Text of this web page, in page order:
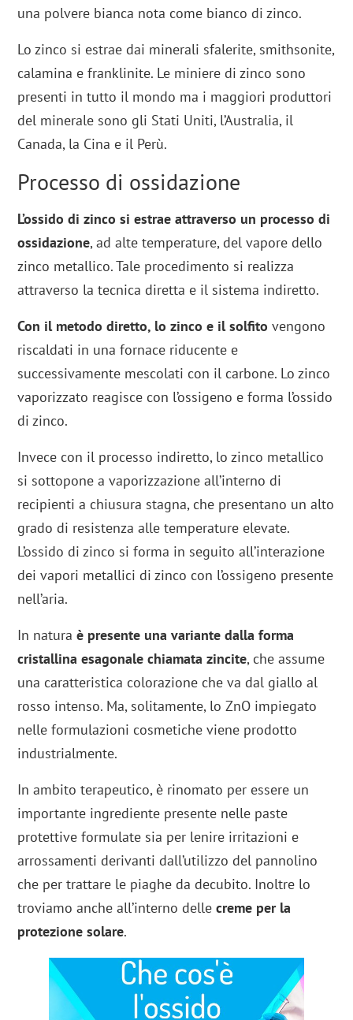
una polvere bianca nota come bianco di zinco.
Lo zinco si estrae dai minerali sfalerite, smithsonite,
calamina e franklinite. Le miniere di zinco sono
presenti in tutto il mondo ma i maggiori produttori
del minerale sono gli Stati Uniti, l’Australia, il
Canada, la Cina e il Perù.
Processo di ossidazione
L’ossido di zinco si estrae attraverso un processo di
ossidazione, ad alte temperature, del vapore dello
zinco metallico. Tale procedimento si realizza
attraverso la tecnica diretta e il sistema indiretto.
Con il metodo diretto, lo zinco e il solfitovengono
riscaldati in una fornace riducente e
successivamente mescolati con il carbone. Lo zinco
vaporizzato reagisce con l’ossigeno e forma l’ossido
di zinco.
Invece con il processo indiretto, lo zinco metallico
si sottopone a vaporizzazione all’interno di
recipienti a chiusura stagna, che presentano un alto
grado di resistenza alle temperature elevate.
L’ossido di zinco si forma in seguito all’interazione
dei vapori metallici di zinco con l’ossigeno presente
nell’aria.
In natura è presente una variante dalla forma
cristallina esagonale chiamata zincite, che assume
una caratteristica colorazione che va dal giallo al
rosso intenso. Ma, solitamente, lo ZnO impiegato
nelle formulazioni cosmetiche viene prodotto
industrialmente.
In ambito terapeutico, è rinomato per essere un
importante ingrediente presente nelle paste
protettive formulate sia per lenire irritazioni e
arrossamenti derivanti dall’utilizzo del pannolino
che per trattare le piaghe da decubito. Inoltre lo
troviamo anche all’interno dellecreme per la
protezione solare.